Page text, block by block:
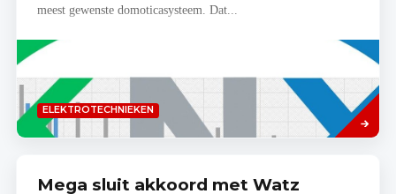
meest gewenste domoticasysteem. Dat...
ELEKTROTECHNIEKEN
Lees
meer
Mega sluit akkoord met Watz